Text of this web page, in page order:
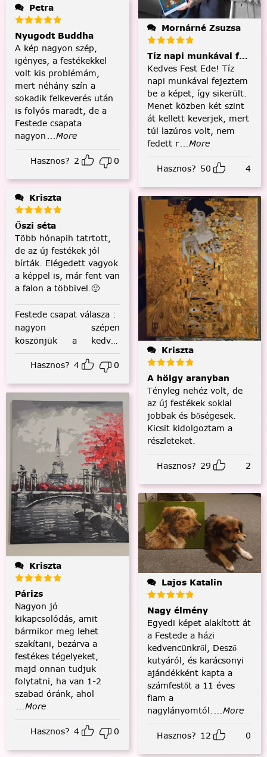
Petra
Nyugodt Buddha
A kép nagyon szép,
igényes, a festékekkel
volt kis problémám,
mert néhány szín a
sokadik felkeverés után
is folyós maradt, de a
Festede csapata
nagyon ...More
Hasznos? 2 0
Kriszta
Őszi séta
Több hónapih tatrtott,
de az új festékek jól
bírták. Elégedett vagyok
a képpel is, már fent van
a falon a többivel.🙂
Festede csapat válasza :
nagyon szépen
köszönjük a kedves
visszajelzést! :)
Hasznos? 4 0
Kriszta
Párizs
Nagyon jó
kikapcsolódás, amit
bármikor meg lehet
szakítani, bezárva a
festékes tégelyeket,
majd onnan tudjuk
folytatni, ha van 1-2
szabad óránk, ahol
...More
Hasznos? 4 0
Mornárné Zsuzsa
Tíz napi munkával
Kedves Fest Ede! Tíz
napi munkával fejeztem
be a képet, így sikerült.
Menet közben két szint
át kellett keverjek, mert
túl lazúros volt, nem
fedett r...More
Hasznos? 50 4
Kriszta
A hölgy aranyban
Tényleg nehéz volt, de
az új festékek soklal
jobbak és bőségesek.
Kicsit kidolgoztam a
részleteket.
Hasznos? 29 2
Lajos Katalin
Nagy élmény
Egyedi képet alakított át
a Festede a házi
kedvencünkről, Desző
kutyáról, és karácsonyi
ajándékként kapta a
számfestőt a 11 éves
fiam a
nagylányomtól. ...More
Hasznos? 12 0